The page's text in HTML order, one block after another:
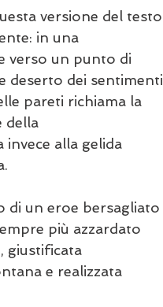
versione del testo
in una
verso un punto di
deserto dei sentimenti
pareti richiama la
della
alla gelida
di un eroe bersagliato
più azzardato
giustificata
e realizzata